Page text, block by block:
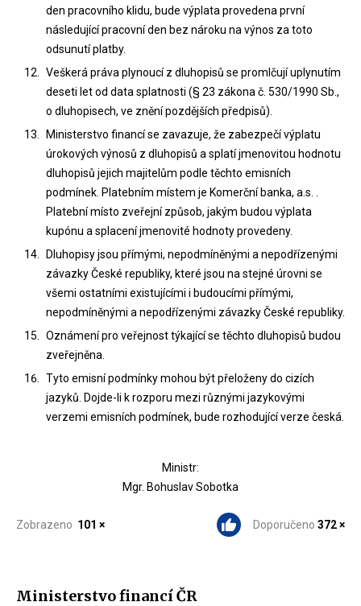
den pracovního klidu, bude výplata provedena první
následující pracovní den bez nároku na výnos za toto
odsunutí platby.
Veškerá práva plynoucí z dluhopisů se promlčují uplynutím
deseti let od data splatnosti (§ 23 zákona č. 530/1990 Sb.,
o dluhopisech, ve znění pozdějších předpisů).
Ministerstvo financí se zavazuje, že zabezpečí výplatu
úrokových výnosů z dluhopisů a splatí jmenovitou hodnotu
dluhopisů jejich majitelům podle těchto emisních
podmínek. Platebním místem je Komerční banka, a.s. .
Platební místo zveřejní způsob, jakým budou výplata
kupónu a splacení jmenovité hodnoty provedeny.
Dluhopisy jsou přímými, nepodmíněnými a nepodřízenými
závazky České republiky, které jsou na stejné úrovni se
všemi ostatními existujícími i budoucími přímými,
nepodmíněnými a nepodřízenými závazky České republiky.
Oznámení pro veřejnost týkající se těchto dluhopisů budou
zveřejněna.
Tyto emisní podmínky mohou být přeloženy do cizích
jazyků. Dojde-li k rozporu mezi různými jazykovými
verzemi emisních podmínek, bude rozhodující verze česká.
Ministr:
Mgr. Bohuslav Sobotka
Zobrazeno 101 × Doporučeno 372 ×
Ministerstvo financí ČR